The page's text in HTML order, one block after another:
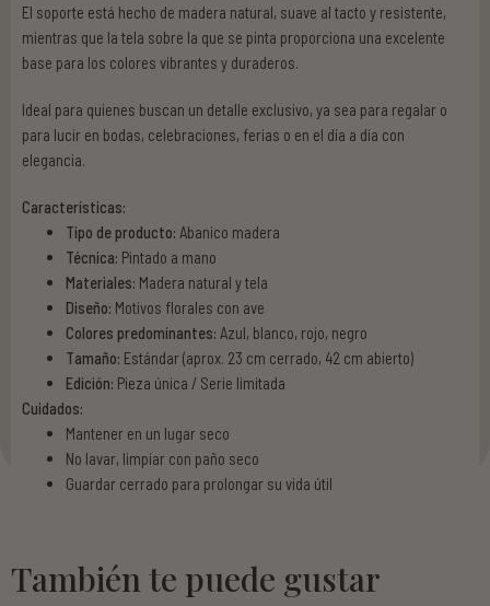
El soporte está hecho de madera natural, suave al tacto y resistente,
mientras que la tela sobre la que se pinta proporciona una excelente
base para los colores vibrantes y duraderos.
Ideal para quienes buscan un detalle exclusivo, ya sea para regalar o
para lucir en bodas, celebraciones, ferias o en el día a día con
elegancia.
Características:
Tipo de producto: Abanico madera
Técnica: Pintado a mano
Materiales: Madera natural y tela
Diseño: Motivos florales con ave
Colores predominantes: Azul, blanco, rojo, negro
Tamaño: Estándar (aprox. 23 cm cerrado, 42 cm abierto)
Edición: Pieza única / Serie limitada
Cuidados:
Mantener en un lugar seco
No lavar, limpiar con paño seco
Guardar cerrado para prolongar su vida útil
También te puede gustar